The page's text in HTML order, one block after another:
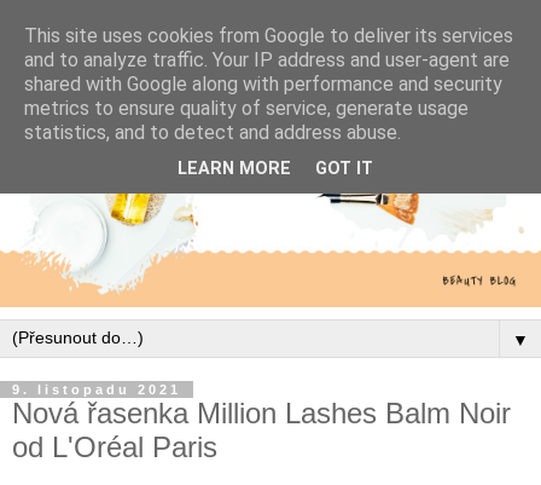
▼
9. listopadu 2021
Nová řasenka Million Lashes Balm Noir
od L'Oréal Paris
This site uses cookies from Google to deliver its services
and to analyze traffic. Your IP address and user-agent are
shared with Google along with performance and security
metrics to ensure quality of service, generate usage
statistics, and to detect and address abuse.
LEARN MORE GOT IT